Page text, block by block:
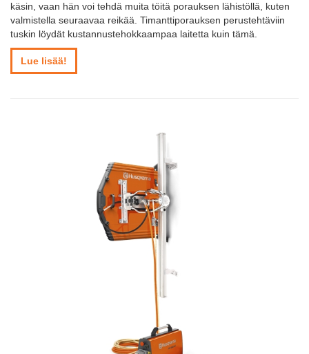
käsin, vaan hän voi tehdä muita töitä porauksen lähistöllä, kuten
valmistella seuraavaa reikää. Timanttiporauksen perustehtäviin
tuskin löydät kustannustehokkaampaa laitetta kuin tämä.
Lue lisää!